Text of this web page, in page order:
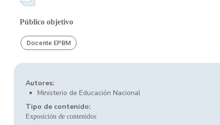
Público objetivo
Docente EPBM
Autores:
Ministerio de Educación Nacional
Tipo de contenido:
Exposición de contenidos